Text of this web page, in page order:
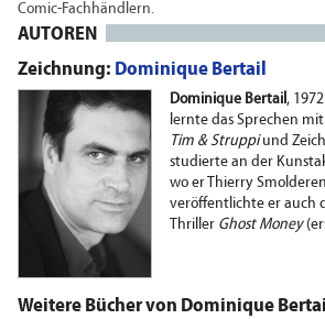
Comic-Fachhändlern.
AUTOREN
Zeichnung: Dominique Bertail
Dominique Bertail,
lernte das Sprechen mit
Tim & Struppiund
studierte an der
wo er Thierry
veröffentlichte er auch
Thriller Ghost Money
Weitere Bücher von Dominique